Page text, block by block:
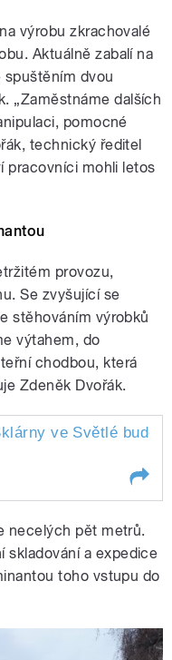
výrobu zkrachovalé
Aktuálně zabalí na
spuštěním dvou
„Zaměstnáme dalších
pomocné
technický ředitel
pracovníci mohli letos
provozu,
Se zvyšující se
stěhováním výrobků
výtahem, do
chodbou, která
Zdeněk Dvořák.
ve Světlé
tam
necelých pět metrů.
skladování a expedice
toho vstupu do